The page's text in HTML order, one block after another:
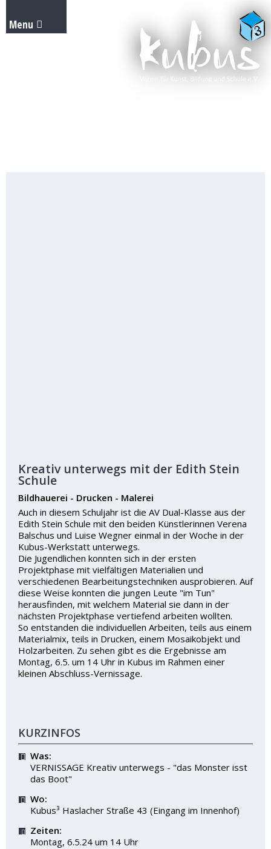
Kreativ unterwegs mit der Edith Stein
Schule
Bildhauerei - Drucken - Malerei
Auch in diesem Schuljahr ist die AV Dual-Klasse aus der
Edith Stein Schule mit den beiden Künstlerinnen Verena
Balschus und Luise Wegner einmal in der Woche in der
Kubus-Werkstatt unterwegs.
Die Jugendlichen konnten sich in der ersten
Projektphase mit vielfältigen Materialien und
verschiedenen Bearbeitungstechniken ausprobieren. Auf
diese Weise konnten die jungen Leute "im Tun"
herausfinden, mit welchem Material sie dann in der
nächsten Projektphase vertiefend arbeiten wollten.
So entstanden die individuellen Arbeiten, teils aus einem
Materialmix, teils in Drucken, einem Mosaikobjekt und
Holzarbeiten. Zu sehen gibt es die Ergebnisse am
Montag, 6.5. um 14 Uhr in Kubus im Rahmen einer
kleinen Abschluss-Vernissage.
KURZINFOS
Was:
VERNISSAGE Kreativ unterwegs - "das Monster isst
das Boot"
Wo:
Kubus³ Haslacher Straße 43 (Eingang im Innenhof)
Zeiten:
Montag, 6.5.24 um 14 Uhr